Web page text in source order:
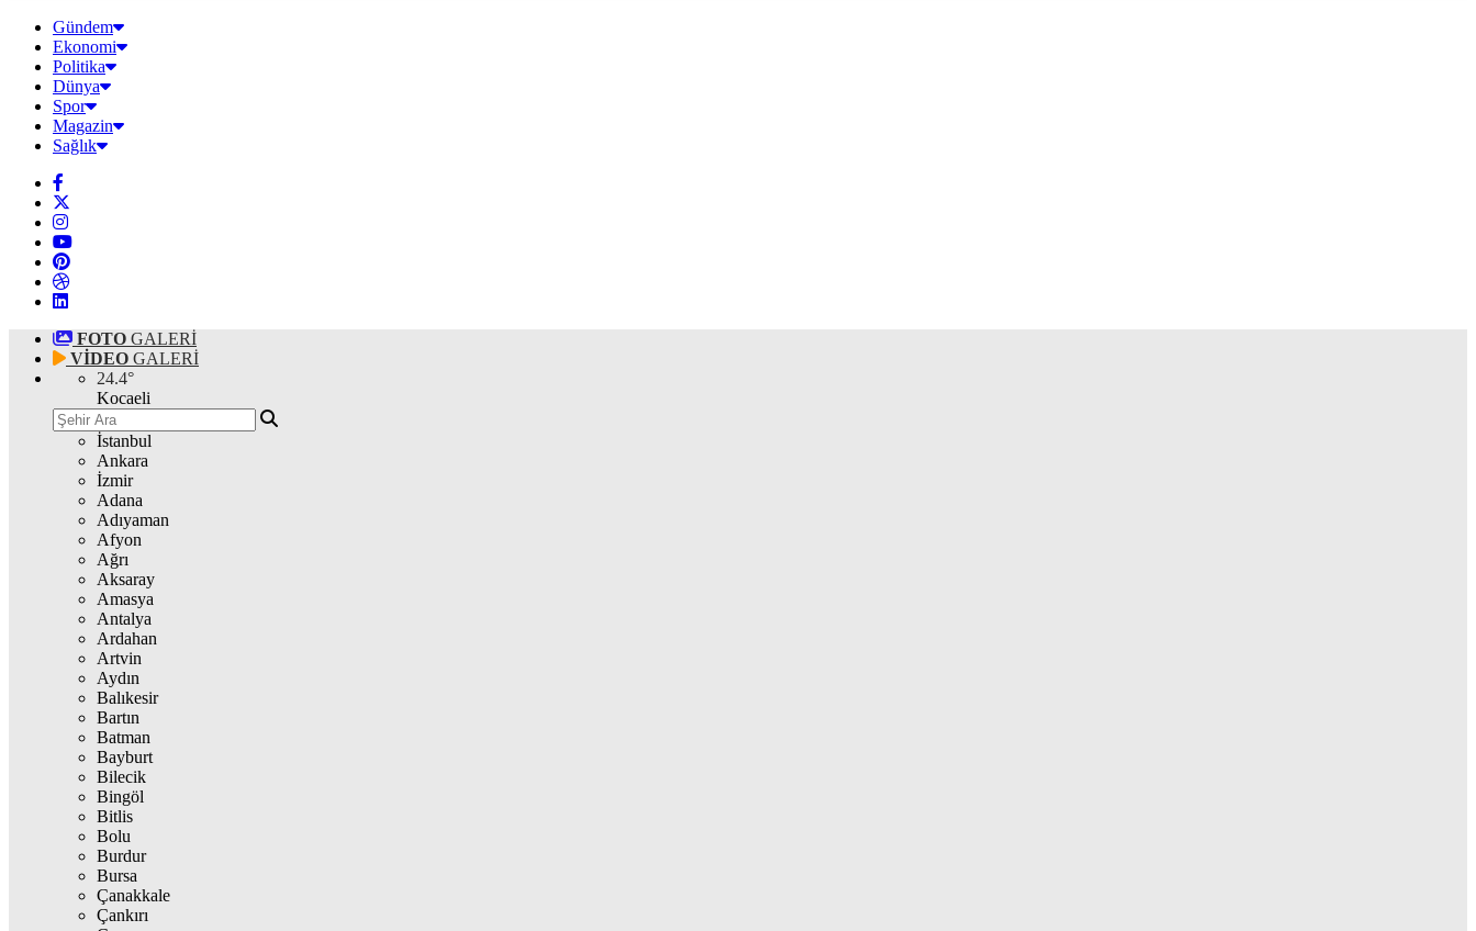
Gündem
Ekonomi
Politika
Dünya
Spor
Magazin
Sağlık
FOTO GALERİ
VİDEO GALERİ
24.4°
Kocaeli
İstanbul
Ankara
İzmir
Adana
Adıyaman
Afyon
Ağrı
Aksaray
Amasya
Antalya
Ardahan
Artvin
Aydın
Balıkesir
Bartın
Batman
Bayburt
Bilecik
Bingöl
Bitlis
Bolu
Burdur
Bursa
Çanakkale
Çankırı